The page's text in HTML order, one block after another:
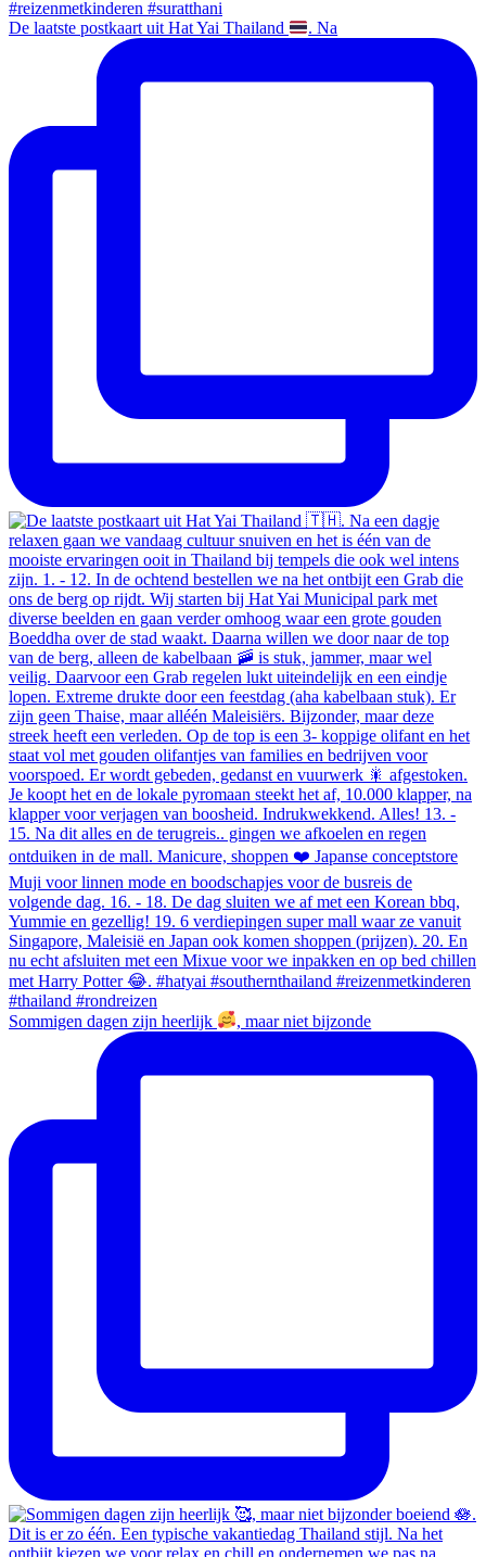
De laatste postkaart uit Hat Yai Thailand . Na
Sommigen dagen zijn heerlijk , maar niet bijzonde